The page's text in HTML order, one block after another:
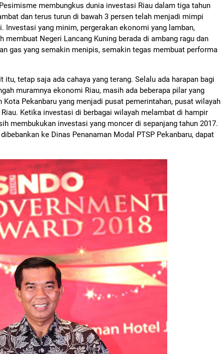
membungkus dunia investasi Riau dalam tiga tahun
dan terus turun di bawah 3 persen telah menjadi mimpi
Investasi yang minim, pergerakan ekonomi yang lamban,
membuat Negeri Lancang Kuning berada di ambang ragu dan
gas yang semakin menipis, semakin tegas membuat performa
tetap saja ada cahaya yang terang. Selalu ada harapan bagi
muramnya ekonomi Riau, masih ada beberapa pilar yang
Pekanbaru yang menjadi pusat pemerintahan, pusat wilayah
Ketika investasi di berbagai wilayah melambat di hampir
membukukan investasi yang moncer di sepanjang tahun 2017.
ke Dinas Penanaman Modal PTSP Pekanbaru, dapat